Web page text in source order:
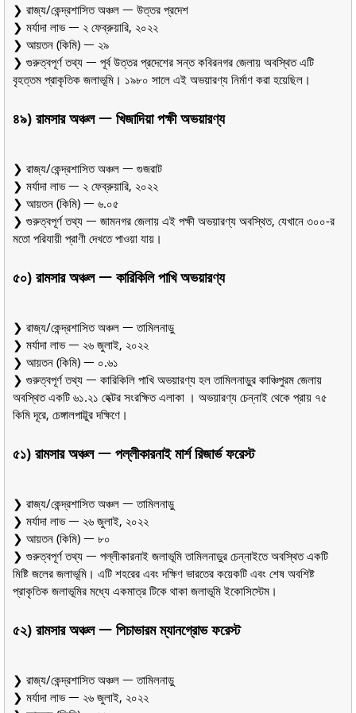
❯ রাজ্য/কেন্দ্রশাসিত অঞ্চল ᅳ উত্তর প্রদেশ
❯ মর্যাদা লাভ ᅳ ২ ফেব্রুয়ারি, ২০২২
❯ আয়তন (কিমি) ᅳ ২৯
❯ গুরুত্বপূর্ণ তথ্য ᅳ পূর্ব উত্তর প্রদেশের সন্ত কবিরনগর জেলায় অবস্থিত এটি
বৃহত্তম প্রাকৃতিক জলাভূমি। ১৯৮০ সালে এই অভয়ারণ্য নির্মাণ করা হয়েছিল।
৪৯) রামসার অঞ্চল ᅳ খিজাদিয়া পক্ষী অভয়ারণ্য
❯ রাজ্য/কেন্দ্রশাসিত অঞ্চল ᅳ গুজরাট
❯ মর্যাদা লাভ ᅳ ২ ফেব্রুয়ারি, ২০২২
❯ আয়তন (কিমি) ᅳ ৬.০৫
❯ গুরুত্বপূর্ণ তথ্য ᅳ জামনগর জেলায় এই পক্ষী অভয়ারণ্য অবস্থিত, যেখানে ৩০০-র
মতো পরিযায়ী প্রাণী দেখতে পাওয়া যায়।
৫০) রামসার অঞ্চল ᅳ কারিকিলি পাখি অভয়ারণ্য
❯ রাজ্য/কেন্দ্রশাসিত অঞ্চল ᅳ তামিলনাড়ু
❯ মর্যাদা লাভ ᅳ ২৬ জুলাই, ২০২২
❯ আয়তন (কিমি) ᅳ ০.৬১
❯ গুরুত্বপূর্ণ তথ্য ᅳ কারিকিলি পাখি অভয়ারণ্য হল তামিলনাড়ুর কাঞ্চিপুরম জেলায়
অবস্থিত একটি ৬১.২১ হেক্টর সংরক্ষিত এলাকা । অভয়ারণ্য চেন্নাই থেকে প্রায় ৭৫
কিমি দূরে, চেঙ্গালপাট্টুর দক্ষিণে।
৫১) রামসার অঞ্চল ᅳ পল্লীকারনাই মার্শ রিজার্ভ ফরেস্ট
❯ রাজ্য/কেন্দ্রশাসিত অঞ্চল ᅳ তামিলনাড়ু
❯ মর্যাদা লাভ ᅳ ২৬ জুলাই, ২০২২
❯ আয়তন (কিমি) ᅳ ৮০
❯ গুরুত্বপূর্ণ তথ্য ᅳ পল্লীকারনাই জলাভূমি তামিলনাড়ুর চেন্নাইতে অবস্থিত একটি
মিষ্টি জলের জলাভূমি। এটি শহরের এবং দক্ষিণ ভারতের কয়েকটি এবং শেষ অবশিষ্ট
প্রাকৃতিক জলাভূমির মধ্যে একমাত্র টিকে থাকা জলাভূমি ইকোসিস্টেম।
৫২) রামসার অঞ্চল ᅳ পিচাভারম ম্যানগ্রোভ ফরেস্ট
❯ রাজ্য/কেন্দ্রশাসিত অঞ্চল ᅳ তামিলনাড়ু
❯ মর্যাদা লাভ ᅳ ২৬ জুলাই, ২০২২